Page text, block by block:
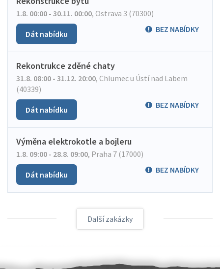
1.8. 00:00 - 30.11. 00:00, Ostrava 3 (70300)
BEZ NABÍDKY
Dát nabídku
Rekontrukce zděné chaty
31.8. 08:00 - 31.12. 20:00, Chlumec u Ústí nad Labem
(40339)
BEZ NABÍDKY
Dát nabídku
Výměna elektrokotle a bojleru
1.8. 09:00 - 28.8. 09:00, Praha 7 (17000)
BEZ NABÍDKY
Dát nabídku
Další zakázky